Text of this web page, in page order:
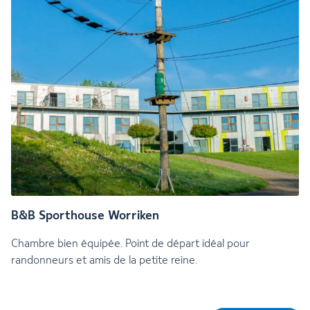
B&B Sporthouse Worriken
Chambre bien équipée. Point de départ idéal pour
randonneurs et amis de la petite reine.